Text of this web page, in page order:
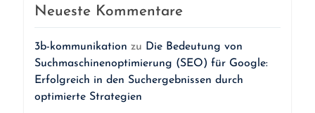
Neueste Kommentare
3b-kommunikation zu Die Bedeutung von
Suchmaschinenoptimierung (SEO) für Google:
Erfolgreich in den Suchergebnissen durch
optimierte Strategien